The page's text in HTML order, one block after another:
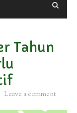
Tahun
Leave a comment